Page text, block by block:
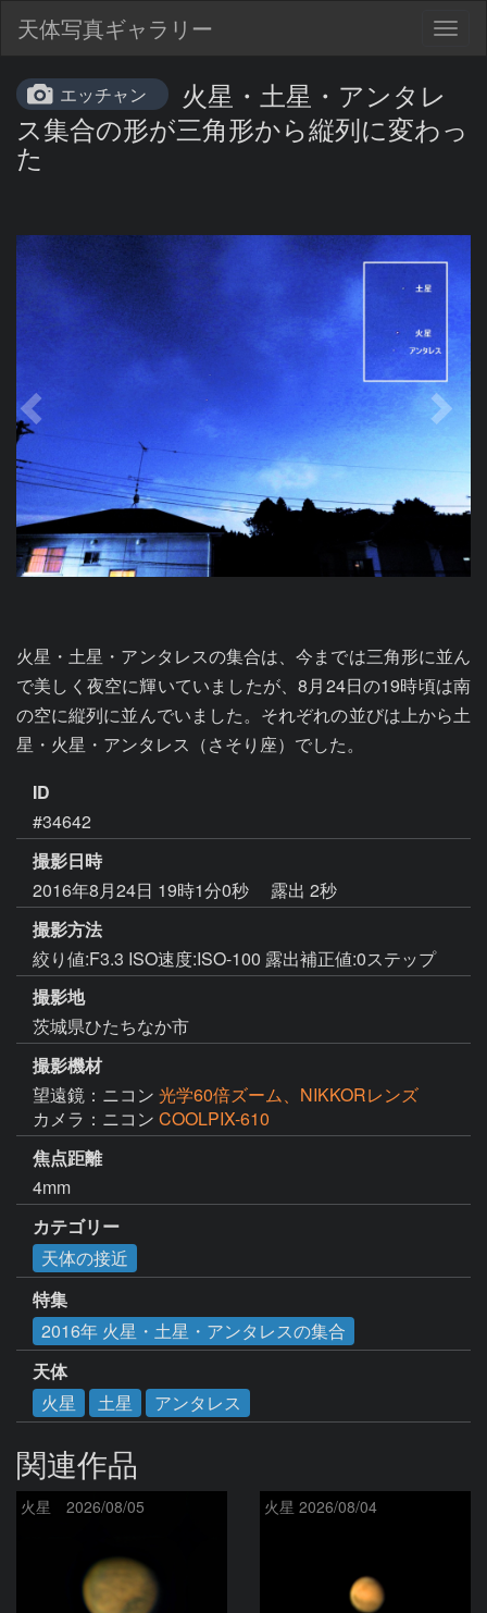
天体写真ギャラリー
エッチャン
火星・土星・アンタレ
ス集合の形が三角形から縦列に変わっ
た
火星・土星・アンタレスの集合は、今までは三角形に並ん
で美しく夜空に輝いていましたが、8月24日の19時頃は南
の空に縦列に並んでいました。それぞれの並びは上から土
星・火星・アンタレス（さそり座）でした。
ID
#34642
撮影日時
2016年8月24日 19時1分0秒
露出 2秒
撮影方法
絞り値:F3.3 ISO速度:ISO-100 露出補正値:0ステップ
撮影地
茨城県ひたちなか市
撮影機材
望遠鏡：ニコン 光学60倍ズーム、NIKKORレンズ
カメラ：ニコン COOLPIX-610
焦点距離
4mm
カテゴリー
天体の接近
特集
2016年 火星・土星・アンタレスの集合
天体
火星
土星 アンタレス
関連作品
火星 2026/08/05 火星 2026/08/04